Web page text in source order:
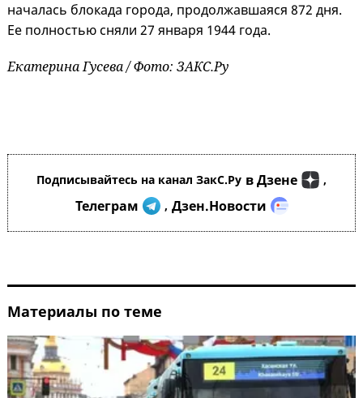
началась блокада города, продолжавшаяся 872 дня.
Ее полностью сняли 27 января 1944 года.
Екатерина Гусева / Фото: ЗАКС.Ру
Подписывайтесь на канал ЗакС.Ру в Дзене ,
Телеграм , Дзен.Новости
Материалы по теме